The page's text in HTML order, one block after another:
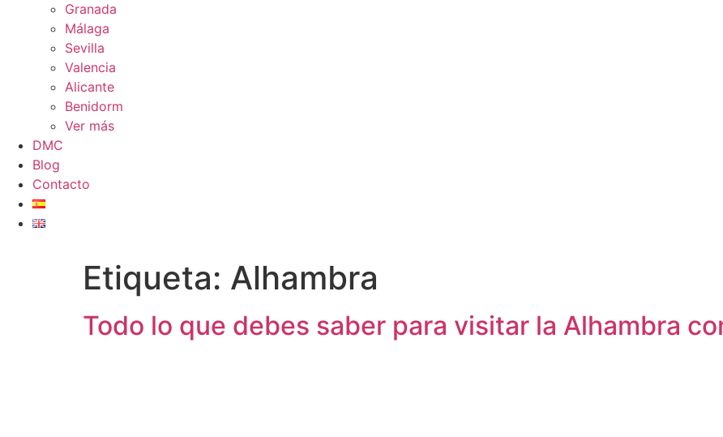
Granada
Málaga
Sevilla
Valencia
Alicante
Benidorm
Ver más
DMC
Blog
Contacto
Etiqueta: Alhambra
Todo lo que debes saber para visitar la Alhambra